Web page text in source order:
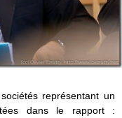
représentant un
dans le rapport :